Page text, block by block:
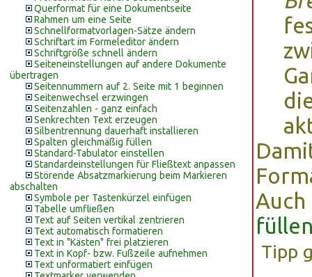
Querformat für eine Dokumentseite
Rahmen um eine Seite
Schnellformatvorlagen-Sätze ändern
Schriftart im Formeleditor ändern
Schriftgröße schnell ändern
Seiteneinstellungen auf andere Dokumente
übertragen
Seitennummern auf 2. Seite mit 1 beginnen
Seitenwechsel erzwingen
Seitenzahlen - ganz einfach
Senkrechten Text erzeugen
Silbentrennung dauerhaft installieren
Spalten gleichmäßig füllen
Standard-Tabulator einstellen
Standardeinstellungen für Fließtext anpassen
Störende Absatzmarkierung beim Markieren
abschalten
Symbole per Tastenkürzel einfügen
Tabelle umfließen
Text auf Seiten vertikal zentrieren
Text automatisch formatieren
Text in "Kästen" frei platzieren
Text in Kopf- bzw. Fußzeile aufnehmen
Text unformatiert einfügen
Tipp